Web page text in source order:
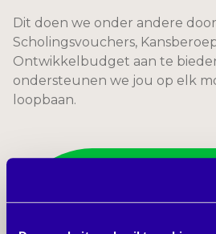
Dit doen we onder andere
Scholingsvouchers,
Ontwikkelbudget aan te
ondersteunen we jou op elk
loopbaan.
75.159+